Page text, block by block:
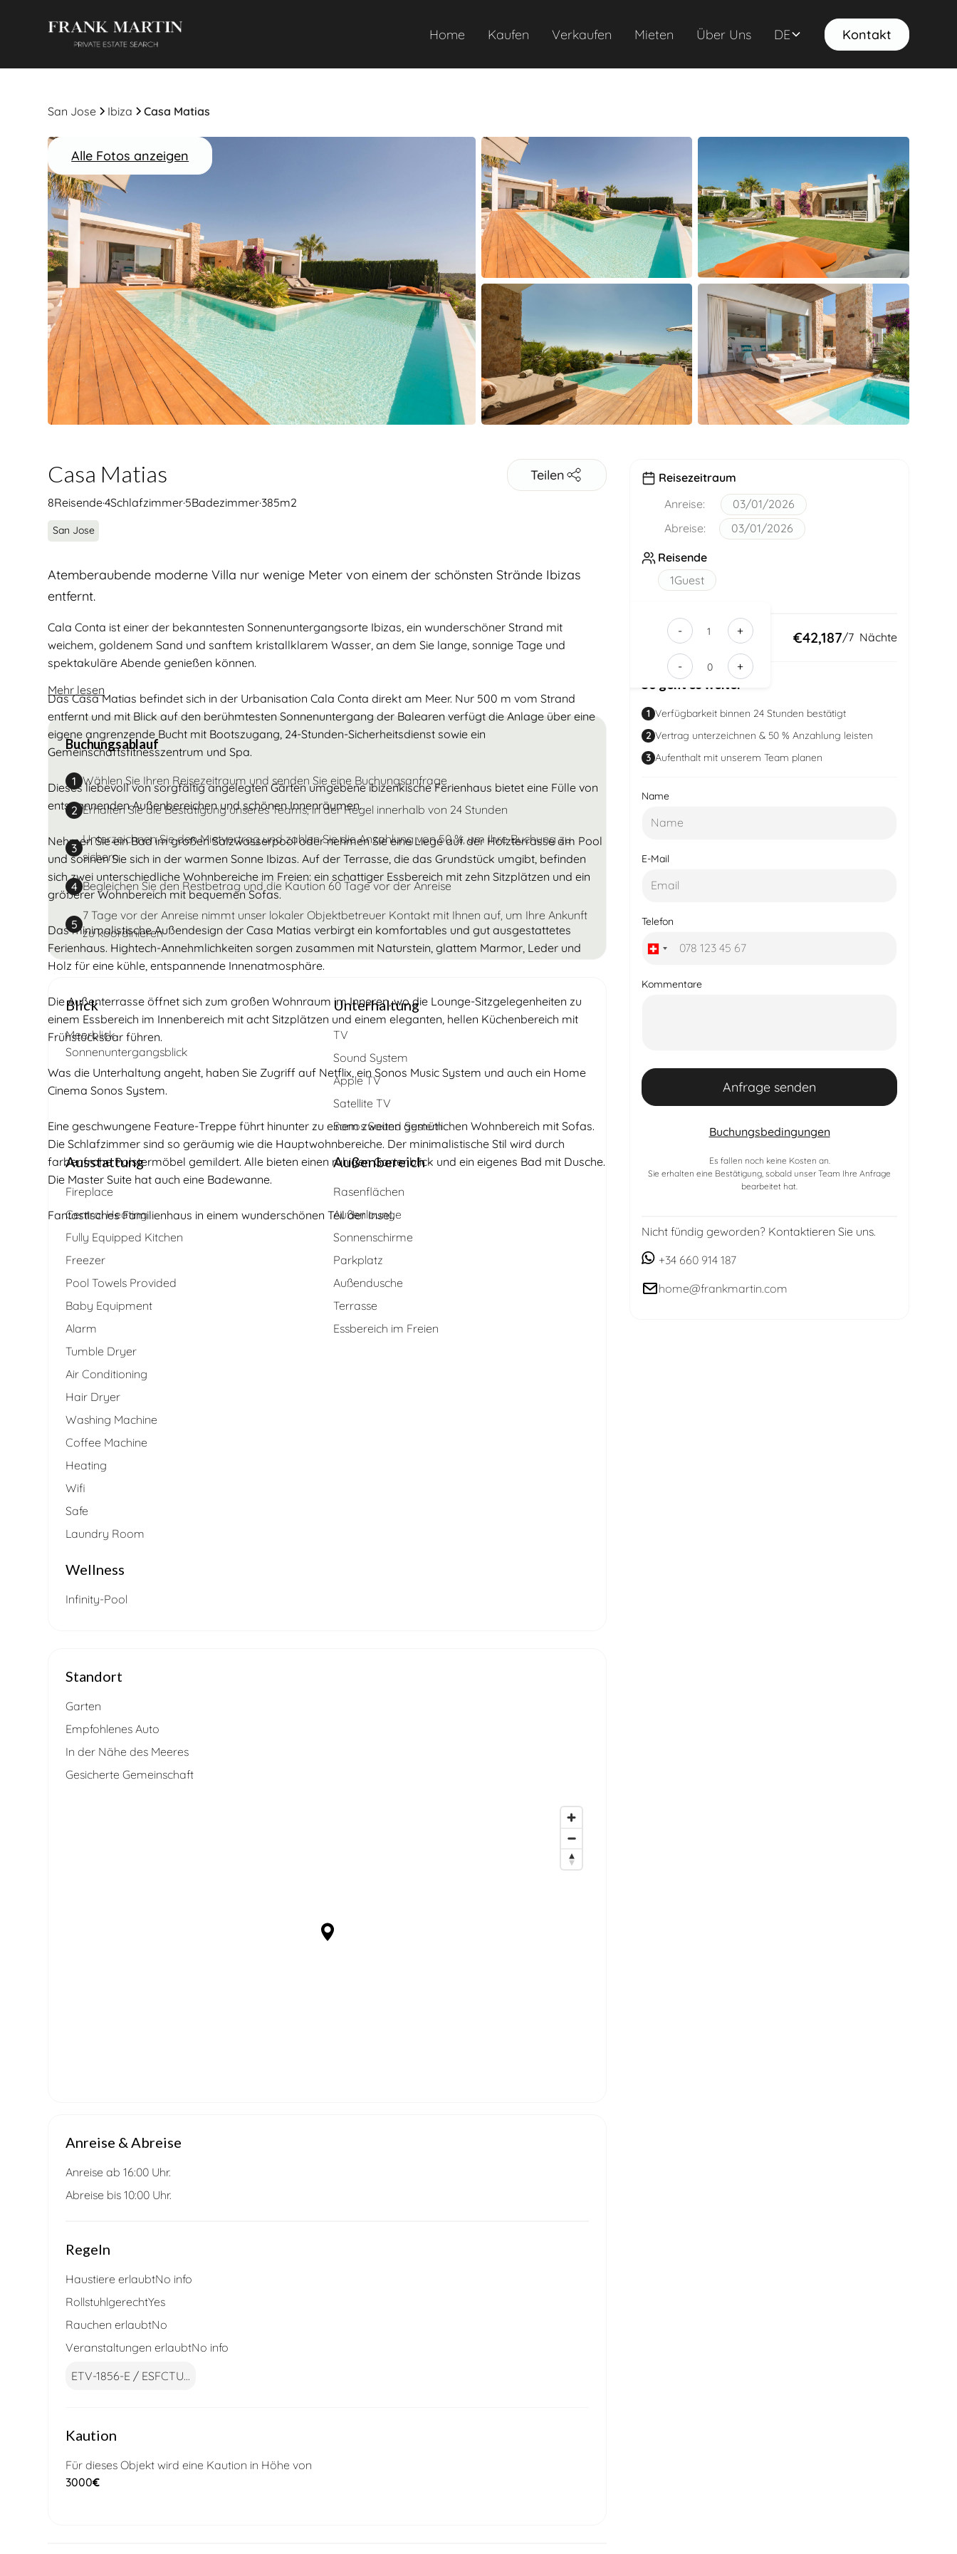
Home Kaufen Verkaufen Mieten Über Uns DE Kontakt
San Jose Ibiza Casa Matias
Alle Fotos anzeigen
Casa Matias
8Reisende·4Schlafzimmer·5Badezimmer·385m2
San Jose
Teilen
Atemberaubende moderne Villa nur wenige Meter von einem der schönsten Strände Ibizas
entfernt.
Cala Conta ist einer der bekanntesten Sonnenuntergangsorte Ibizas, ein wunderschöner Strand mit
weichem, goldenem Sand und sanftem kristallklarem Wasser, an dem Sie lange, sonnige Tage und
spektakuläre Abende genießen können.
Das Casa Matias befindet sich in der Urbanisation Cala Conta direkt am Meer. Nur 500 m vom Strand
entfernt und mit Blick auf den berühmtesten Sonnenuntergang der Balearen verfügt die Anlage über eine
eigene angrenzende Bucht mit Bootszugang, 24-Stunden-Sicherheitsdienst sowie ein
Gemeinschaftsfitnesszentrum und Spa.
Dieses liebevoll von sorgfältig angelegten Gärten umgebene ibizenkische Ferienhaus bietet eine Fülle von
entspannenden Außenbereichen und schönen Innenräumen.
Nehmen Sie ein Bad im großen Salzwasserpool oder nehmen Sie eine Liege auf der Holzterrasse am Pool
und sonnen Sie sich in der warmen Sonne Ibizas. Auf der Terrasse, die das Grundstück umgibt, befinden
sich zwei unterschiedliche Wohnbereiche im Freien: ein schattiger Essbereich mit zehn Sitzplätzen und ein
größerer Wohnbereich mit bequemen Sofas.
Das minimalistische Außendesign der Casa Matias verbirgt ein komfortables und gut ausgestattetes
Ferienhaus. Hightech-Annehmlichkeiten sorgen zusammen mit Naturstein, glattem Marmor, Leder und
Holz für eine kühle, entspannende Innenatmosphäre.
Die Außenterrasse öffnet sich zum großen Wohnraum im Inneren, wo die Lounge-Sitzgelegenheiten zu
einem Essbereich im Innenbereich mit acht Sitzplätzen und einem eleganten, hellen Küchenbereich mit
Frühstücksbar führen.
Was die Unterhaltung angeht, haben Sie Zugriff auf Netflix, ein Sonos Music System und auch ein Home
Cinema Sonos System.
Eine geschwungene Feature-Treppe führt hinunter zu einem zweiten gemütlichen Wohnbereich mit Sofas.
Die Schlafzimmer sind so geräumig wie die Hauptwohnbereiche. Der minimalistische Stil wird durch
farbenfrohe Polstermöbel gemildert. Alle bieten einen ruhigen Gartenblick und ein eigenes Bad mit Dusche.
Die Master Suite hat auch eine Badewanne.
Fantastisches Familienhaus in einem wunderschönen Teil der Insel.
Mehr lesen
Buchungsablauf
1 Wählen Sie Ihren Reisezeitraum und senden Sie eine Buchungsanfrage
2 Erhalten Sie die Bestätigung unseres Teams, in der Regel innerhalb von 24 Stunden
3
Unterzeichnen Sie den Mietvertrag und zahlen Sie die Anzahlung von 50 %, um Ihre Buchung zu
sichern
4 Begleichen Sie den Restbetrag und die Kaution 60 Tage vor der Anreise
5
7 Tage vor der Anreise nimmt unser lokaler Objektbetreuer Kontakt mit Ihnen auf, um Ihre Ankunft
zu koordinieren
Blick
Meerblick
Sonnenuntergangsblick
Unterhaltung
TV
Sound System
Apple TV
Satellite TV
Sonos Sound System
Ausstattung
Fireplace
Central Heating
Fully Equipped Kitchen
Freezer
Pool Towels Provided
Baby Equipment
Alarm
Tumble Dryer
Air Conditioning
Hair Dryer
Washing Machine
Coffee Machine
Heating
Wifi
Safe
Laundry Room
Außenbereich
Rasenflächen
Außenlounge
Sonnenschirme
Parkplatz
Außendusche
Terrasse
Essbereich im Freien
Wellness
Infinity-Pool
Standort
Garten
Empfohlenes Auto
In der Nähe des Meeres
Gesicherte Gemeinschaft
Anreise & Abreise
Anreise ab 16:00 Uhr.
Abreise bis 10:00 Uhr.
Regeln
Haustiere erlaubtNo info
RollstuhlgerechtYes
Rauchen erlaubtNo
Veranstaltungen erlaubtNo info
ETV-1856-E / ESFCTU...
Kaution
Für dieses Objekt wird eine Kaution in Höhe von
3000€
Reisezeitraum
Anreise:
03/01/2026
Abreise:
03/01/2026
Reisende
1Guest
Erwachsene -
+
- +
Insgesamt: €42,187/7Nächte121228ea-
So geht es weiter
1 Verfügbarkeit binnen 24 Stunden bestätigt
2 Vertrag unterzeichnen & 50 % Anzahlung leisten
3 Aufenthalt mit unserem Team planen
Name
E-Mail
Telefon
Kommentare
Buchungsbedingungen
Es fallen noch keine Kosten an.
Sie erhalten eine Bestätigung, sobald unser Team Ihre Anfrage
bearbeitet hat.
Nicht fündig geworden? Kontaktieren Sie uns.
+34 660 914 187
home@frankmartin.com